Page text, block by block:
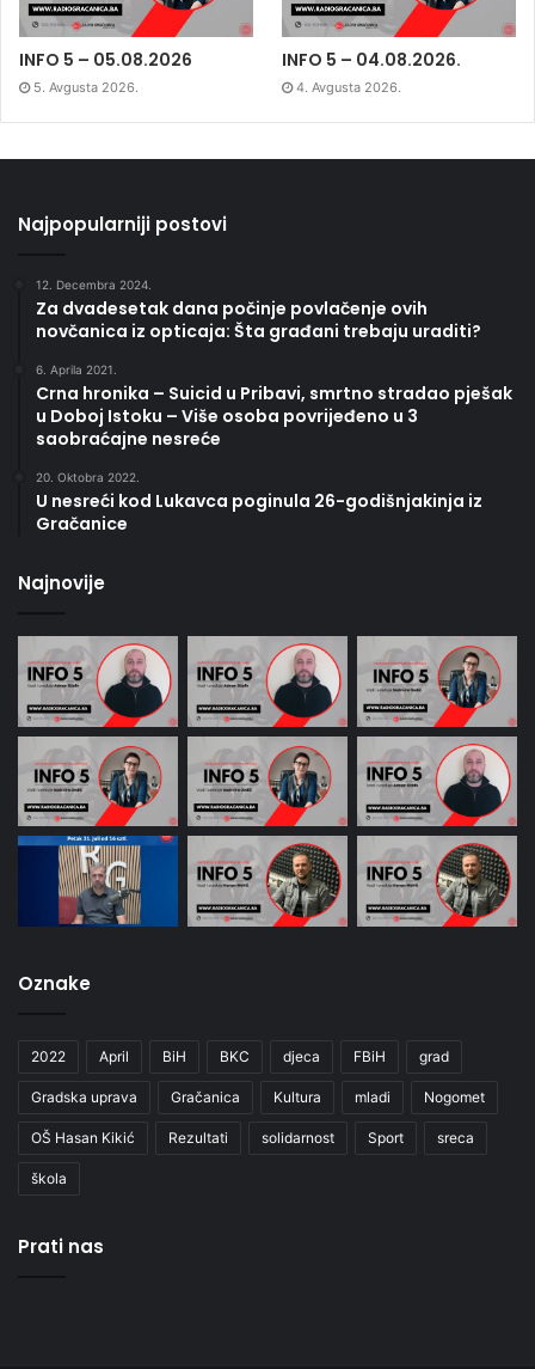
INFO 5 – 05.08.2026
5. Avgusta 2026.
INFO 5 – 04.08.2026.
4. Avgusta 2026.
Najpopularniji postovi
12. Decembra 2024.
Za dvadesetak dana počinje povlačenje ovih
novčanica iz opticaja: Šta građani trebaju uraditi?
6. Aprila 2021.
Crna hronika – Suicid u Pribavi, smrtno stradao pješak
u Doboj Istoku – Više osoba povrijeđeno u 3
saobraćajne nesreće
20. Oktobra 2022.
U nesreći kod Lukavca poginula 26-godišnjakinja iz
Gračanice
Najnovije
Oznake
2022 April BiH BKC djeca FBiH grad
Gradska uprava Gračanica Kultura mladi Nogomet
OŠ Hasan Kikić Rezultati solidarnost Sport sreca
škola
Prati nas